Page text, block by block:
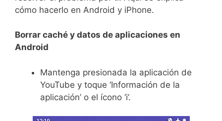
cómo hacerlo en Android y iPhone.
Borrar caché y datos de aplicaciones en
Android
Mantenga presionada la aplicación de
YouTube y toque ‘Información de la
aplicación’ o el ícono ‘i’.